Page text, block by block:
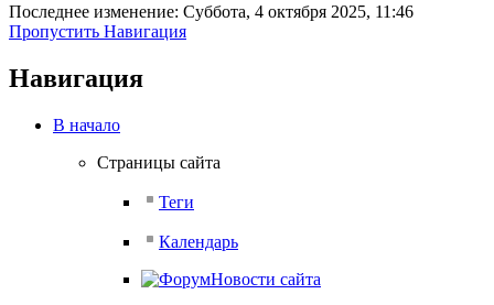
Последнее изменение: Суббота, 4 октября 2025, 11:46
Пропустить Навигация
Навигация
В начало
Страницы сайта
Теги
Календарь
Новости сайта